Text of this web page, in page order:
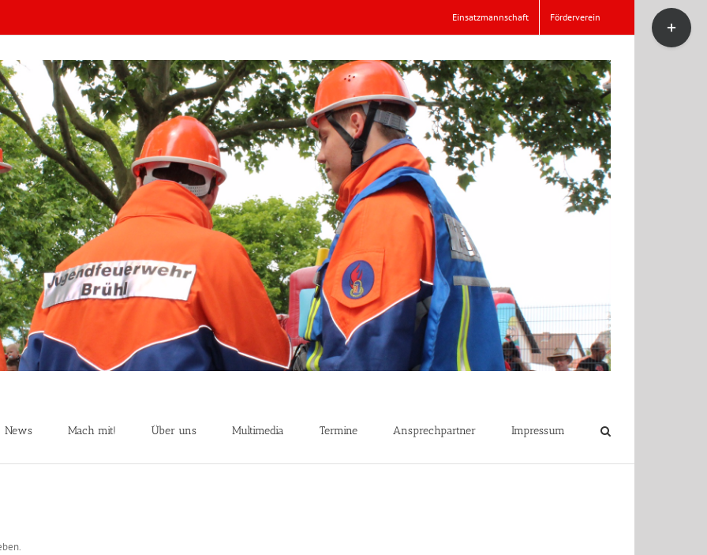
Einsatzmannschaft Förderverein
News Mach mit! Über uns Multimedia Termine Ansprechpartner Impressum
Toggle
Sliding
Bar